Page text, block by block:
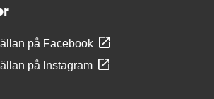
på Facebook
på Instagram